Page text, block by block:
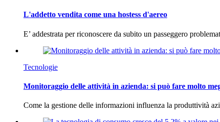
L'addetto vendita come una hostess d'aereo
E’ addestrata per riconoscere da subito un passeggero
Tecnologie
Monitoraggio delle attività in azienda: si può fare molto
Come la gestione delle informazioni influenza la produttività